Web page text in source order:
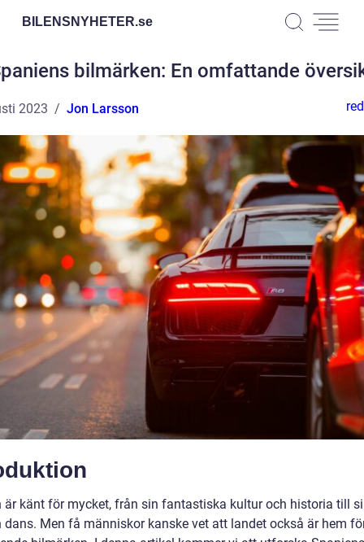
BILENSNYHETER.se
bilmärken: En omfattande
2023 Jon Larsson
är känt för mycket, från sin fantastiska kultur och historia till
dans. Men få människor kanske vet att landet också är hem